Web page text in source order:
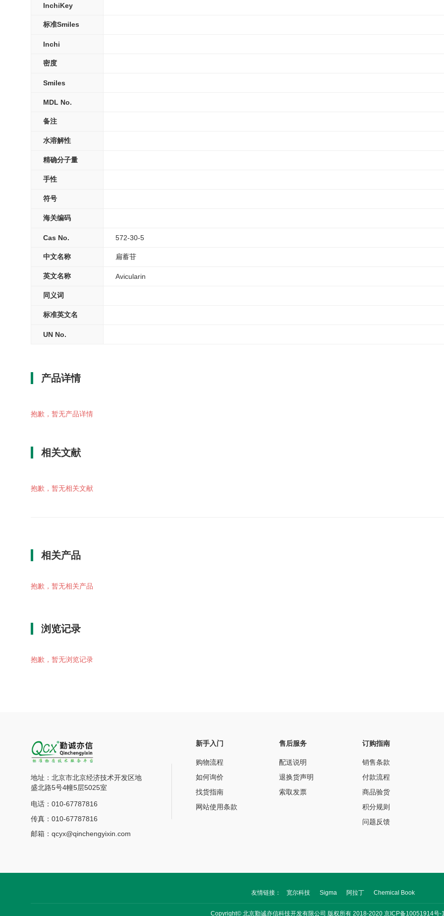
InchiKey
标准Smiles
Inchi
密度
Smiles
MDL No.
备注
水溶解性
精确分子量
手性
符号
海关编码
Cas No. 572-30-5
中文名称 扁蓄苷
英文名称 Avicularin
同义词
标准英文名
UN No.
产品详情
抱歉，暂无产品详情
相关文献
抱歉，暂无相关文献
相关产品
抱歉，暂无相关产品
浏览记录
抱歉，暂无浏览记录
地址：北京市北京经济技术开发区地
盛北路5号4幢5层5025室
电话：010-67787816
传真：010-67787816
邮箱：qcyx@qinchengyixin.com
新手入门
购物流程
如何询价
找货指南
网站使用条款
售后服务
配送说明
退换货声明
索取发票
订购指南
销售条款
付款流程
商品验货
积分规则
问题反馈
友情链接： 宽尔科技 Sigma 阿拉丁 Chemical Book
Copyright© 北京勤诚亦信科技开发有限公司 版权所有 2018-2020 京ICP备10051914号-